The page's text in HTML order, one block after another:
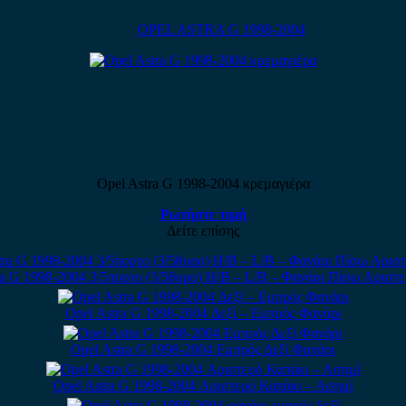
OPEL ASTRA G 1998-2004
Opel Astra G 1998-2004 κρεμαγιέρα
Ρωτήστε τιμή
Δείτε επίσης
G 1998-2004 3/5πορτο (3/5θυρο) H/B – L/B – Φανάρι Πίσω
Opel Astra G 1998-2004 Δεξί – Εμπρός Φανάρι
Opel Astra G 1998-2004 Εμπρός Δεξί Φανάρι
Opel Astra G 1998-2004 Αριστερό Καπάκι – Ασημί